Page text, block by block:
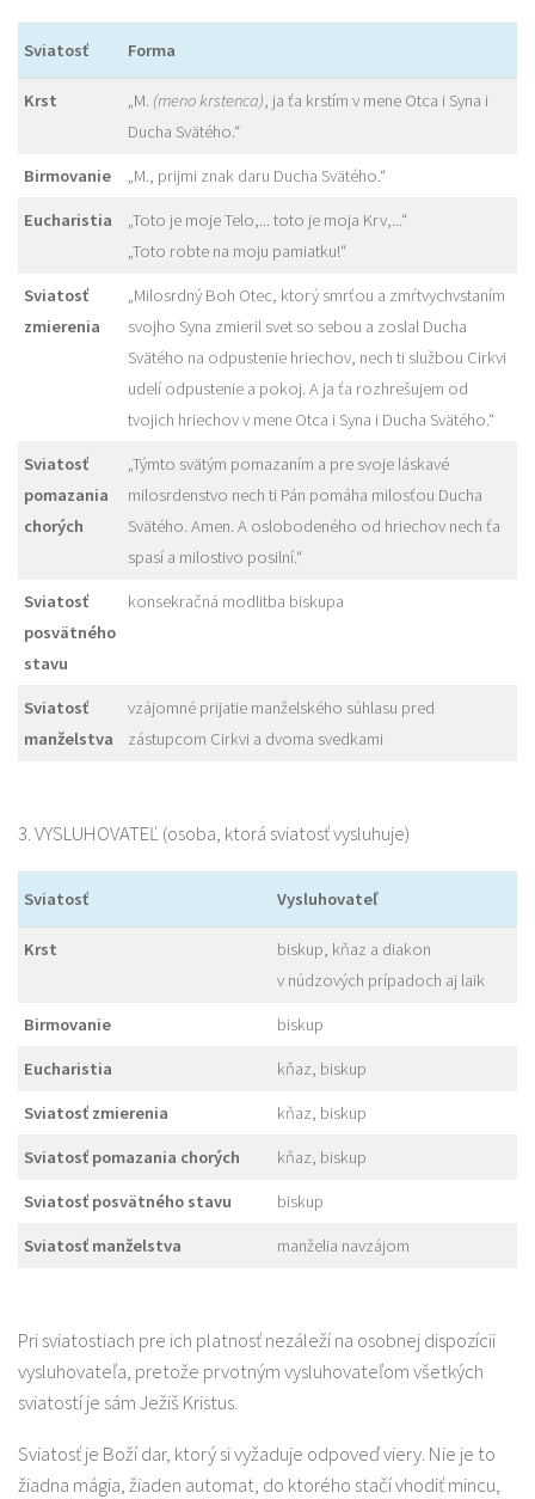
Sviatosť Forma
Krst „M. (meno krstenca), ja ťa krstím v mene Otca i Syna i
Ducha Svätého.“
Birmovanie „M., prijmi znak daru Ducha Svätého.“
Eucharistia
„Toto je moje Telo,... toto je moja Krv,...“
„Toto robte na moju pamiatku!“
Sviatosť
zmierenia
„Milosrdný Boh Otec, ktorý smrťou a zmŕtvychvstaním
svojho Syna zmieril svet so sebou a zoslal Ducha
Svätého na odpustenie hriechov, nech ti službou Cirkvi
udelí odpustenie a pokoj. A ja ťa rozhrešujem od
tvojich hriechov v mene Otca i Syna i Ducha Svätého.“
Sviatosť
pomazania
chorých
„Týmto svätým pomazaním a pre svoje láskavé
milosrdenstvo nech ti Pán pomáha milosťou Ducha
Svätého. Amen. A oslobodeného od hriechov nech ťa
spasí a milostivo posilní.“
Sviatosť
posvätného
stavu
konsekračná modlitba biskupa
Sviatosť
manželstva
vzájomné prijatie manželského súhlasu pred
zástupcom Cirkvi a dvoma svedkami
3. VYSLUHOVATEĽ (osoba, ktorá sviatosť vysluhuje)
Sviatosť Vysluhovateľ
Krst
biskup, kňaz a diakon
v núdzových prípadoch aj laik
Birmovanie biskup
Eucharistia kňaz, biskup
Sviatosť zmierenia kňaz, biskup
Sviatosť pomazania chorých kňaz, biskup
Sviatosť posvätného stavu biskup
Sviatosť manželstva manželia navzájom
Pri sviatostiach pre ich platnosť nezáleží na osobnej dispozícii
vysluhovateľa, pretože prvotným vysluhovateľom všetkých
sviatostí je sám Ježiš Kristus.
Sviatosť je Boží dar, ktorý si vyžaduje odpoveď viery. Nie je to
žiadna mágia, žiaden automat, do ktorého stačí vhodiť mincu,